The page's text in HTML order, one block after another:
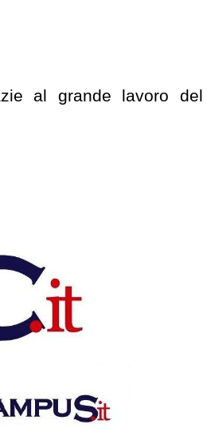
al grande lavoro